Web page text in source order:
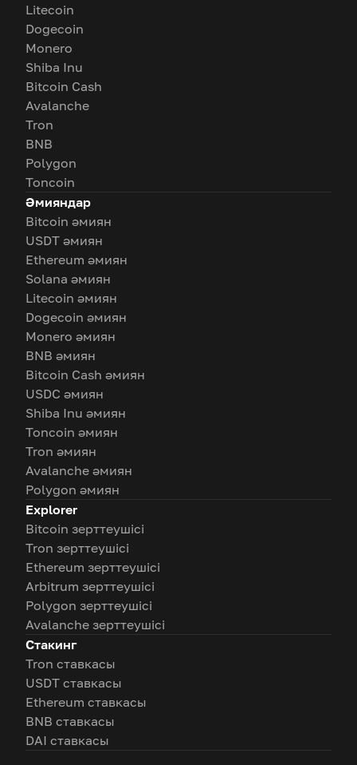
Litecoin
Dogecoin
Monero
Shiba Inu
Bitcoin Cash
Avalanche
Tron
BNB
Polygon
Toncoin
Әмияндар
Bitcoin әмиян
USDT әмиян
Ethereum әмиян
Solana әмиян
Litecoin әмиян
Dogecoin әмиян
Monero әмиян
BNB әмиян
Bitcoin Cash әмиян
USDC әмиян
Shiba Inu әмиян
Toncoin әмиян
Tron әмиян
Avalanche әмиян
Polygon әмиян
Explorer
Bitcoin зерттеушісі
Tron зерттеушісі
Ethereum зерттеушісі
Arbitrum зерттеушісі
Polygon зерттеушісі
Avalanche зерттеушісі
Стакинг
Tron ставкасы
USDT ставкасы
Ethereum ставкасы
BNB ставкасы
DAI ставкасы